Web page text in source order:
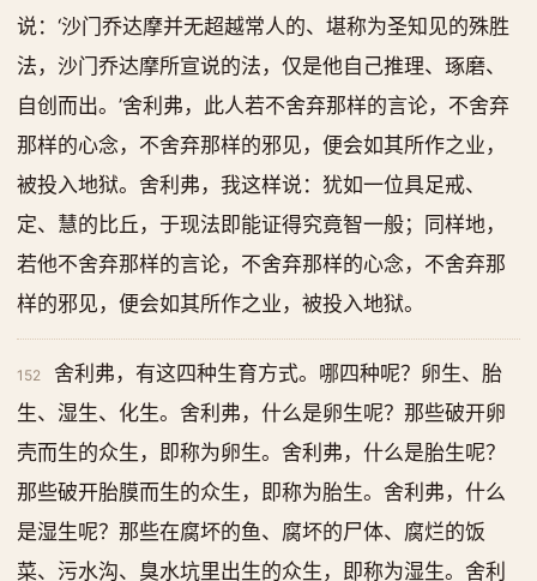
说：‘沙门乔达摩并无超越常人的、堪称为圣知见的殊胜
法，沙门乔达摩所宣说的法，仅是他自己推理、琢磨、
自创而出。’舍利弗，此人若不舍弃那样的言论，不舍弃
那样的心念，不舍弃那样的邪见，便会如其所作之业，
被投入地狱。舍利弗，我这样说：犹如一位具足戒、
定、慧的比丘，于现法即能证得究竟智一般；同样地，
若他不舍弃那样的言论，不舍弃那样的心念，不舍弃那
样的邪见，便会如其所作之业，被投入地狱。
152
舍利弗，有这四种生育方式。哪四种呢？卵生、胎
生、湿生、化生。舍利弗，什么是卵生呢？那些破开卵
壳而生的众生，即称为卵生。舍利弗，什么是胎生呢？
那些破开胎膜而生的众生，即称为胎生。舍利弗，什么
是湿生呢？那些在腐坏的鱼、腐坏的尸体、腐烂的饭
菜、污水沟、臭水坑里出生的众生，即称为湿生。舍利